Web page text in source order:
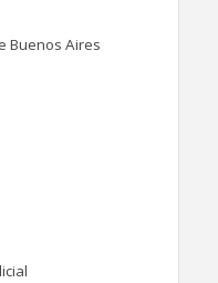
Buenos Aires